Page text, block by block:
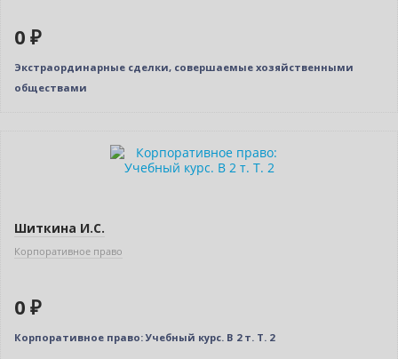
0 ₽
Экстраординарные сделки, совершаемые хозяйственными
обществами
Шиткина И.С.
Корпоративное право
0 ₽
Корпоративное право: Учебный курс. В 2 т. Т. 2